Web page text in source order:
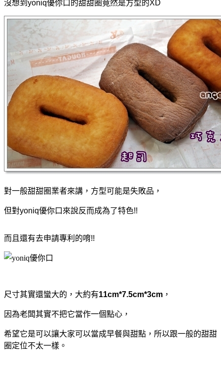
沒想到yoniq優你口的甜甜圈竟然是方型的XD
對一般甜甜圈業者來講，方型可能是失敗品，
但對yoniq優你口來說反而成為了特色!!
而且還有去申請專利的唷!!
尺寸其實還蠻大的，大約有11cm*7.5cm*3cm ，
因為老闆其實不把它當作一個點心，
希望它是可以讓大家可以當成早餐與甜點，所以跟一般的甜甜
圈定位不太一樣。